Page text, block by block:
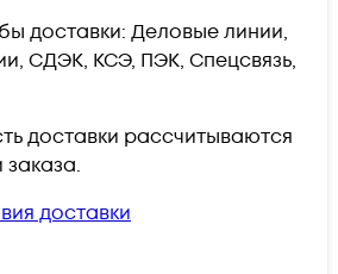
доставки: Деловые линии,
СДЭК, КСЭ, ПЭК, Спецсвязь,
доставки рассчитываются
доставки